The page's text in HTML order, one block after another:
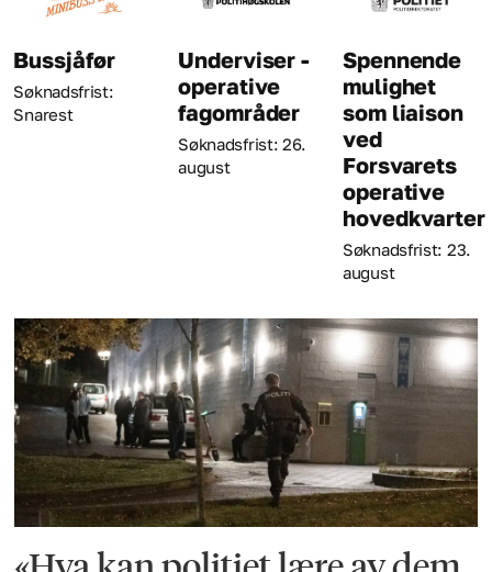
Bussjåfør
Søknadsfrist:
Snarest
Underviser -
operative
fagområder
Søknadsfrist: 26.
august
Spennende
mulighet
som liaison
ved
Forsvarets
operative
hovedkvarter
Søknadsfrist: 23.
august